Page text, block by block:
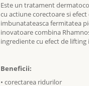
Este un tratament
cu actiune corectoare si
imbunatateasca fermitatea
inovatoare combina
ingrediente cu efect de
Beneficii:
• corectarea ridurilor